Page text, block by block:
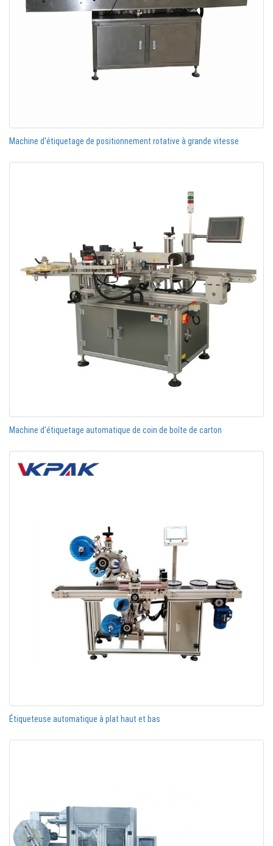
Machine d'étiquetage de positionnement rotative à grande vitesse
Machine d'étiquetage automatique de coin de boîte de carton
Étiqueteuse automatique à plat haut et bas